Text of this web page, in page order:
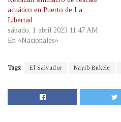
acuático en Puerto de La
Libertad
sábado, 1 abril 2023 11:47 AM
En «Nacionales»
Tags: El Salvador Nayib Bukele